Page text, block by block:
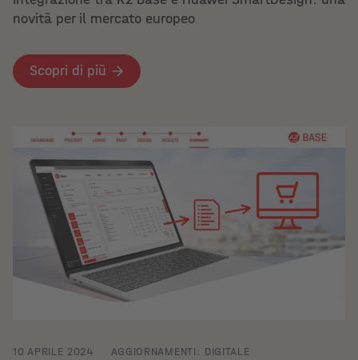
novità per il mercato europeo
Scopri di più
10 APRILE 2024 AGGIORNAMENTI: DIGITALE